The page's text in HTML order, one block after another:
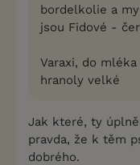
bordelkolie a
jsou Fidové -
Varaxi, do
hranoly velké
Jak které, ty
pravda, že k těm
dobrého.